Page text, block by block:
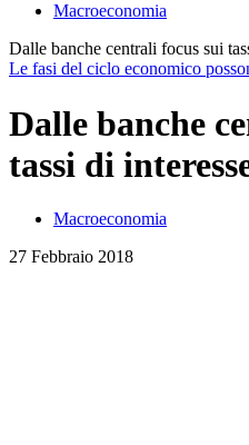
Macroeconomia
Dalle banche centrali focus sui
Le fasi del ciclo economico
Dalle banche
tassi di
Macroeconomia
27 Febbraio 2018